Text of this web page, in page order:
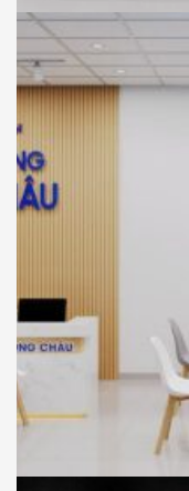
Thiết Kế Phối
Chủng Long
Phước
NHÀ THUỐC
Thiết Kế Phối